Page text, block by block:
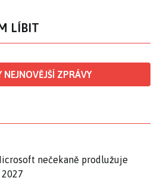
LÍBIT
NEJNOVĚJŠÍ ZPRÁVY
nečekaně prodlužuje